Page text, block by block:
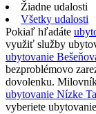
Žiadne udalosti
Všetky udalosti
Pokiaľ hľadáte
využiť služby
ubytovanie
bezproblémovo
dovolenku.
ubytovanie Nízke
vyberiete